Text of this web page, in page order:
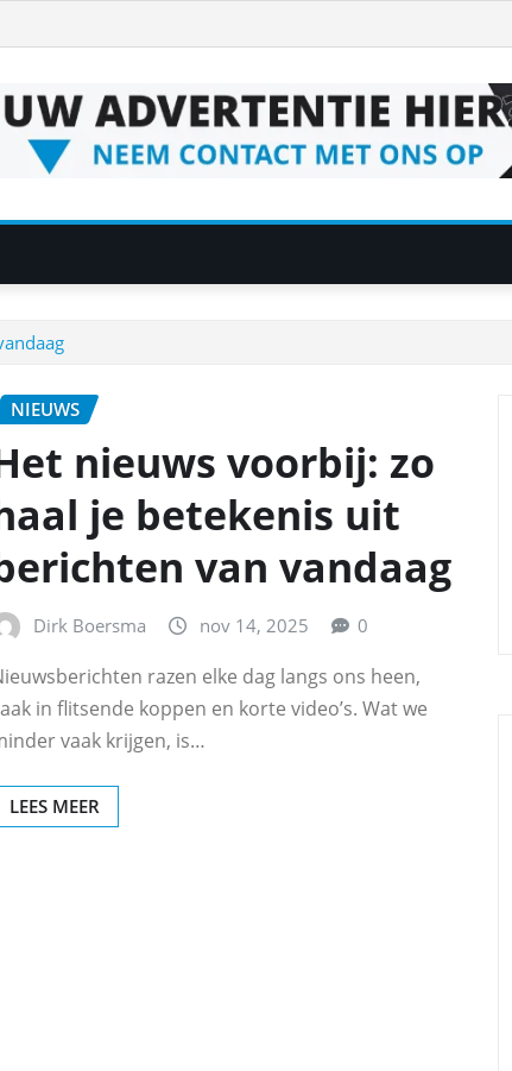
NIEUWS
nieuws voorbij: zo
je betekenis uit
van vandaag
Dirk Boersma nov 14, 2025 0
razen elke dag langs ons heen,
in flitsende koppen en korte video’s. Wat we
vaak krijgen, is…
LEES MEER